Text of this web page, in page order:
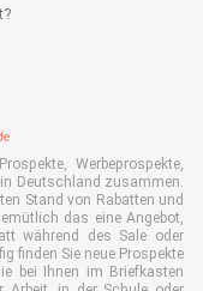
Werbeprospekte,
Deutschland zusammen.
Stand von Rabatten und
das eine Angebot,
während des Sale oder
finden Sie neue Prospekte
bei Ihnen im Briefkasten